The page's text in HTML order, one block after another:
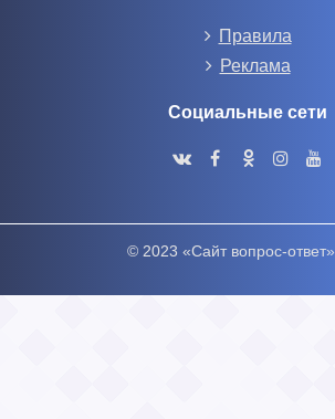
Правила
Реклама
Социальные сети
© 2023 «Сайт вопрос-ответ»